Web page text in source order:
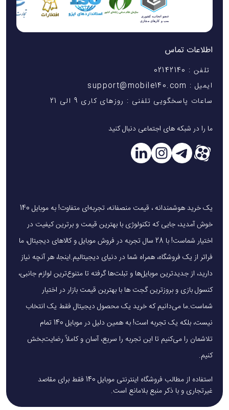
اطلاعات تماس
تلفن : 02142140
ایمیل : support@mobile140.com
ساعات پاسخگویی تلفنی : روزهای کاری 9 الی 21
ما را در شبکه های اجتماعی دنبال کنید
یک خرید هوشمندانه ، قیمت منصفانه، تجربه‌ای متفاوت! به موبایل 140
خوش آمدید، جایی که تکنولوژی با بهترین قیمت و برترین کیفیت در
اختیار شماست! با 28 سال تجربه در فروش موبایل و کالاهای دیجیتال، ما
فراتر از یک فروشگاه، همراه شما در دنیای دیجیتالیم.اینجا، هر آنچه نیاز
دارید، از جدیدترین موبایل‌ها و تبلت‌ها گرفته تا متنوع‌ترین لوازم جانبی،
کنسول بازی و بروزترین گجت ها با بهترین قیمت بازار در اختیار
شماست.ما می‌دانیم که خرید یک محصول دیجیتال فقط یک انتخاب
نیست، بلکه یک تجربه است! به همین دلیل در موبایل 140 تمام
تلاشمان را می‌کنیم تا این تجربه را سریع، آسان و کاملاً رضایت‌بخش
کنیم.
استفاده از مطالب فروشگاه اینترنتی موبایل 140 فقط برای مقاصد
غیرتجاری و با ذکر منبع بلامانع است.